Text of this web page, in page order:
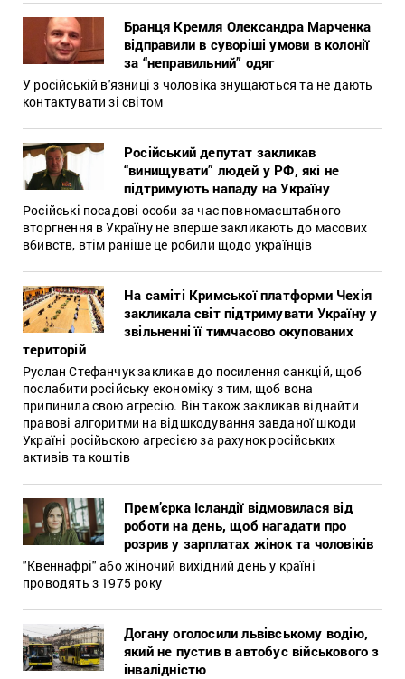
Бранця Кремля Олександра Марченка
відправили в суворіші умови в колонії
за “неправильний” одяг
У російській в'язниці з чоловіка знущаються та не дають
контактувати зі світом
Російський депутат закликав
“винищувати” людей у РФ, які не
підтримують нападу на Україну
Російські посадові особи за час повномасштабного
вторгнення в Україну не вперше закликають до масових
вбивств, втім раніше це робили щодо українців
На саміті Кримської платформи Чехія
закликала світ підтримувати Україну у
звільненні її тимчасово окупованих
територій
Руслан Стефанчук закликав до посилення санкцій, щоб
послабити російську економіку з тим, щоб вона
припинила свою агресію. Він також закликав віднайти
правові алгоритми на відшкодування завданої шкоди
Україні російьскою агресією за рахунок російських
активів та коштів
Прем’єрка Ісландії відмовилася від
роботи на день, щоб нагадати про
розрив у зарплатах жінок та чоловіків
"Квеннафрі" або жіночий вихідний день у країні
проводять з 1975 року
Догану оголосили львівському водію,
який не пустив в автобус військового з
інвалідністю